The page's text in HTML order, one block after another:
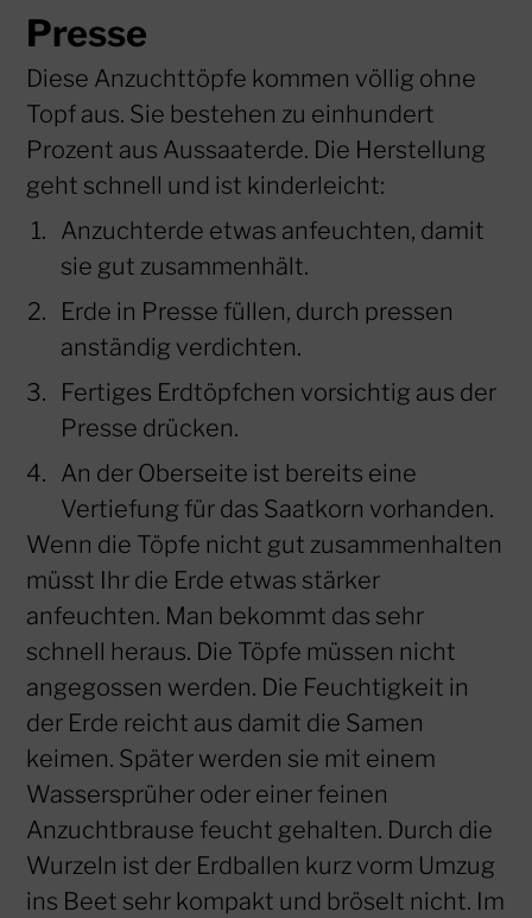
Presse
Diese Anzuchttöpfe kommen völlig ohne
Topf aus. Sie bestehen zu einhundert
Prozent aus Aussaaterde. Die Herstellung
geht schnell und ist kinderleicht:
Anzuchterde etwas anfeuchten, damit
sie gut zusammenhält.
Erde in Presse füllen, durch pressen
anständig verdichten.
Fertiges Erdtöpfchen vorsichtig aus der
Presse drücken.
An der Oberseite ist bereits eine
Vertiefung für das Saatkorn vorhanden.
Wenn die Töpfe nicht gut zusammenhalten
müsst Ihr die Erde etwas stärker
anfeuchten. Man bekommt das sehr
schnell heraus. Die Töpfe müssen nicht
angegossen werden. Die Feuchtigkeit in
der Erde reicht aus damit die Samen
keimen. Später werden sie mit einem
Wassersprüher oder einer feinen
Anzuchtbrause feucht gehalten. Durch die
Wurzeln ist der Erdballen kurz vorm Umzug
ins Beet sehr kompakt und bröselt nicht. Im